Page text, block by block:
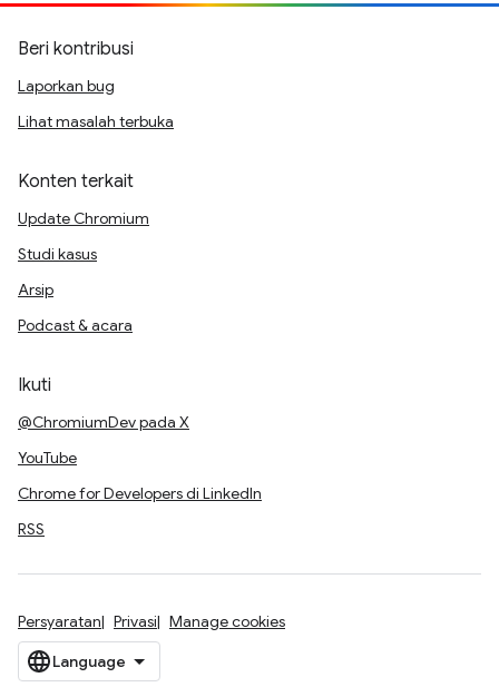
Beri kontribusi
Laporkan bug
Lihat masalah terbuka
Konten terkait
Update Chromium
Studi kasus
Arsip
Podcast & acara
Ikuti
@ChromiumDev pada X
YouTube
Chrome for Developers di LinkedIn
RSS
Persyaratan Privasi Manage cookies